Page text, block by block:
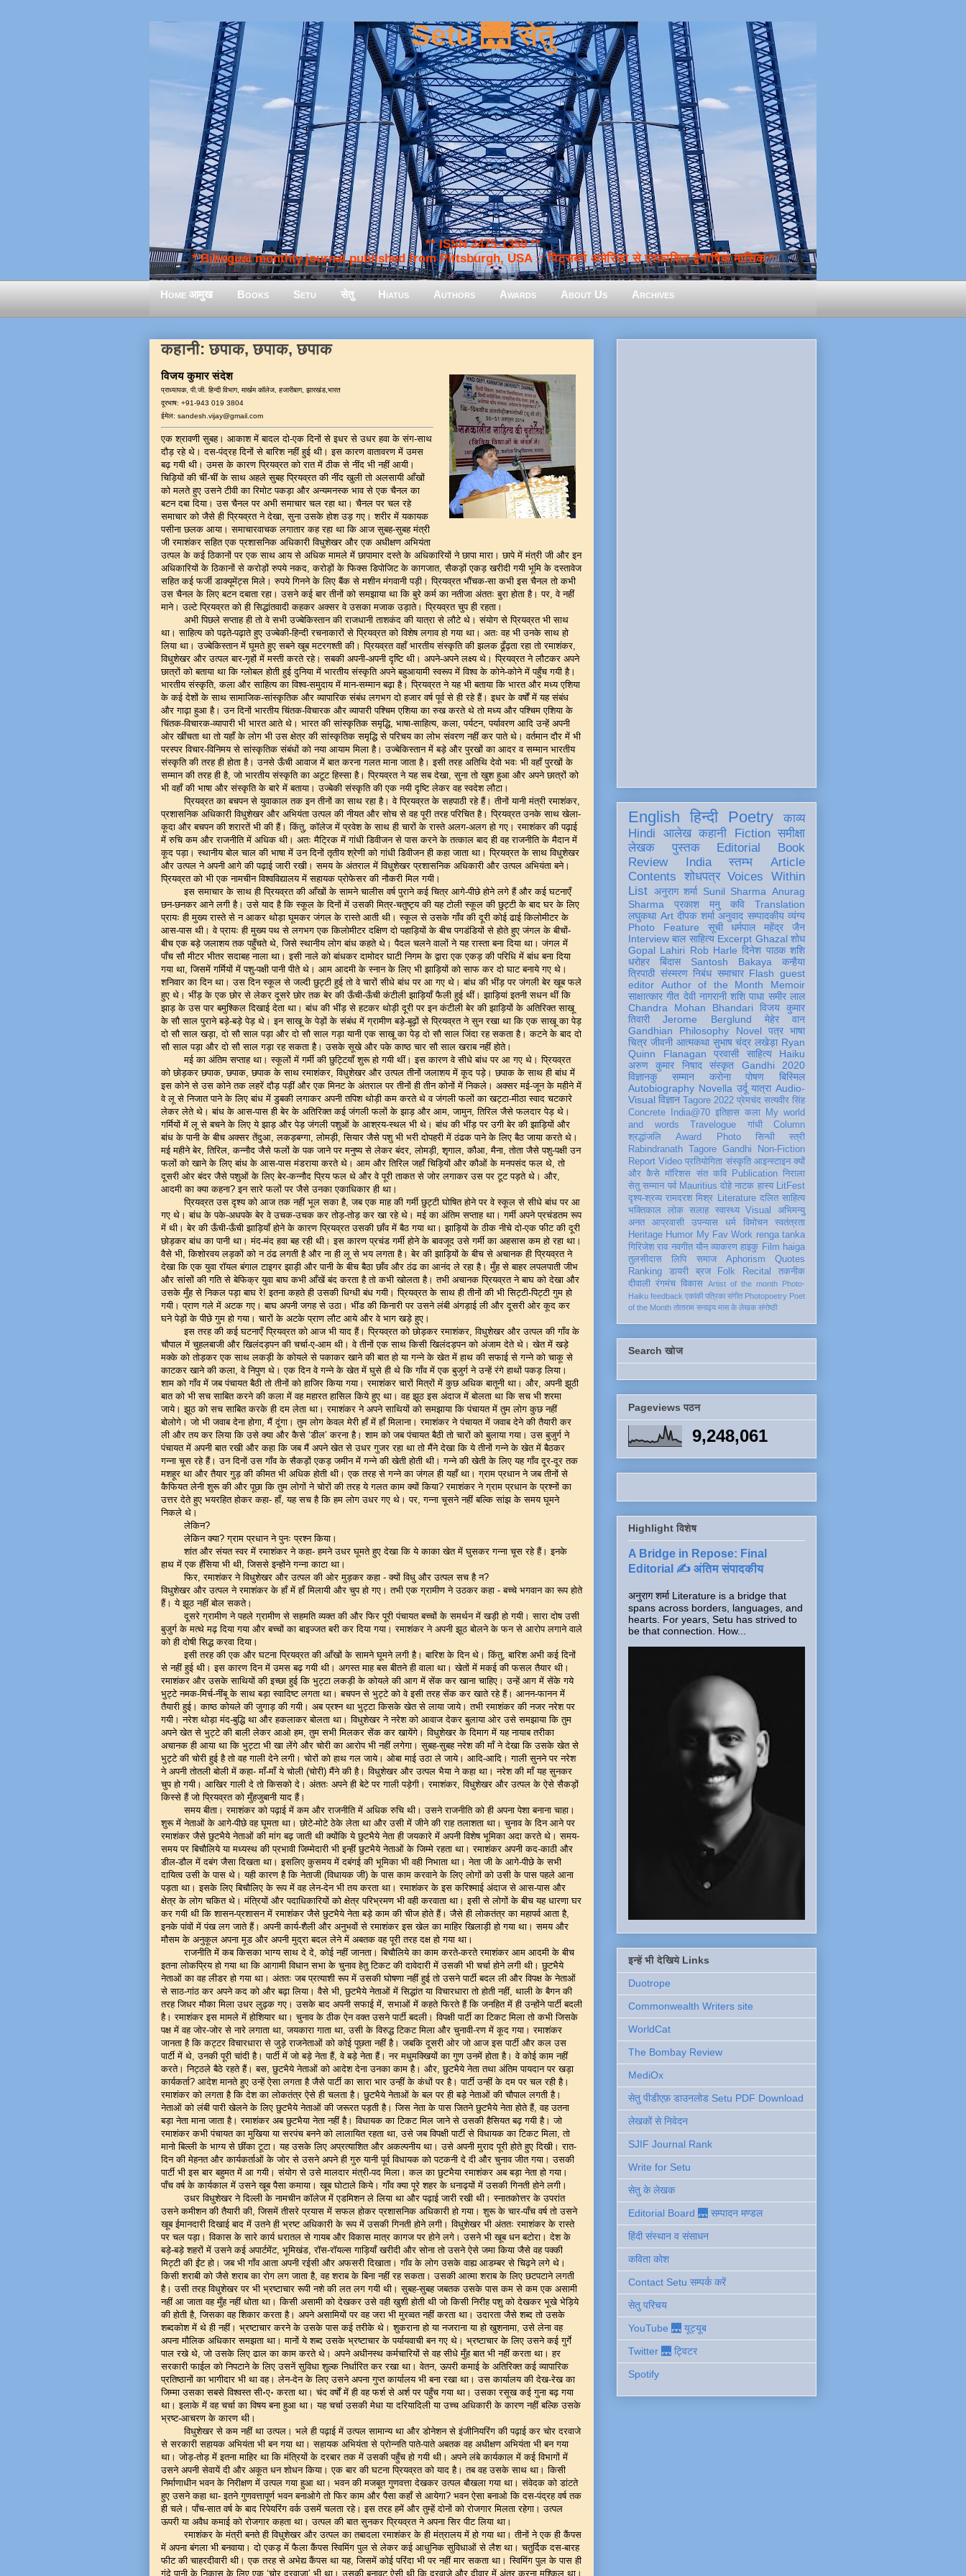
Setu 🌉 सेतु
** ISSN 2475-1359 **
* Bilingual monthly journal published from Pittsburgh, USA :: पिट्सबर्ग अमेरिका से प्रकाशित द्वैभाषिक मासिक *
Home आमुख Books Setu सेतु Hiatus Authors Awards About Us Archives
कहानी: छपाक, छपाक, छपाक
विजय कुमार संदेश
प्राध्यापक, पी.जी. हिन्दी विभाग, मार्खम कॉलेज, हजारीबाग, झारखंड,भारत
दूरभाष: +91-943 019 3804
ईमेल: sandesh.vijay@gmail.com
एक श्रावणी सुबह। आकाश में बादल दो-एक दिनों से इधर से उधर हवा के संग-साथ
दौड़ रहे थे। दस-पंद्रह दिनों से बारिश नहीं हुई थी। इस कारण वातावरण में उमस
बढ़ गयी थी। उमस के कारण प्रियव्रत को रात में ठीक से नींद भी नहीं आयी।
चिड़ियों की चीं-चीं के साथ अहले सुबह प्रियव्रत की नींद खुली तो अलसायी आँखों
को मलते हुए उसने टीवी का रिमोट पकड़ा और अन्यमनस्क भाव से एक चैनल का
बटन दबा दिया। उस चैनल पर अभी समाचार चल रहा था। चैनल पर चल रहे
समाचार को जैसे ही प्रियव्रत ने देखा, सुना उसके होश उड़ गए। शरीर में यकायक
पसीना छलक आया। समाचारवाचक लगातार कह रहा था कि आज सुबह-सुबह मंत्री
जी रमाशंकर सहित एक प्रशासनिक अधिकारी विधुशेखर और एक अधीक्षण अभियंता
उत्पल के कई ठिकानों पर एक साथ आय से अधिक मामले में छापामार दस्ते के अधिकारियों ने छापा मारा। छापे में मंत्री जी और इन
अधिकारियों के ठिकानों से करोड़ों रुपये नकद, करोड़ों के फिक्स डिपोजिट के कागजात, सैकड़ों एकड़ खरीदी गयी भूमि के दस्तावेज
सहित कई फर्जी डाक्यूमेंट्स मिले। रुपये गिनने के लिए बैंक से मशीन मंगवानी पड़ी। प्रियव्रत भौंचक-सा कभी इस चैनल तो कभी
उस चैनल के लिए बटन दबाता रहा। उसने कई बार तीनों को समझाया था कि बुरे कर्म का नतीजा अंततः बुरा होता है। पर, वे नहीं
माने। उल्टे प्रियव्रत को ही सिद्धांतवादी कहकर अक्सर वे उसका मजाक उड़ाते। प्रियव्रत चुप ही रहता।
अभी पिछले सप्ताह ही तो वे सभी उज्बेकिस्तान की राजधानी ताशकंद की यात्रा से लौटे थे। संयोग से प्रियव्रत भी साथ
था। साहित्य को पढ़ते-पढ़ाते हुए उज्बेकी-हिन्दी रचनाकारों से प्रियव्रत को विशेष लगाव हो गया था। अतः वह भी उनके साथ हो
लिया था। उज्बेकिस्तान में घूमते हुए सबने खूब मटरगश्ती की। प्रियव्रत वहाँ भारतीय संस्कृति की झलक ढूँढ़ता रहा तो रमाशंकर,
विधुशेखर और उत्पल बार-गृहों में मस्ती करते रहे। सबकी अपनी-अपनी दृष्टि थी। अपने-अपने लक्ष्य थे। प्रियव्रत ने लौटकर अपने
छात्रों को बताया था कि ग्लोबल होती हुई दुनिया में भारतीय संस्कृति अपने बहुआयामी स्वरूप में विश्व के कोने-कोने में पहुँच गयी है।
भारतीय संस्कृति, कला और साहित्य का विश्व-समुदाय में मान-सम्मान बढ़ा है। प्रियव्रत ने यह भी बताया कि भारत और मध्य एशिया
के कई देशों के साथ सामाजिक-सांस्कृतिक और व्यापारिक संबंध लगभग दो हजार वर्ष पूर्व से ही रहे हैं। इधर के वर्षों में यह संबंध
और गाढ़ा हुआ है। उन दिनों भारतीय चिंतक-विचारक और व्यापारी पश्चिम एशिया का रुख करते थे तो मध्य और पश्चिम एशिया के
चिंतक-विचारक-व्यापारी भी भारत आते थे। भारत की सांस्कृतिक समृद्धि, भाषा-साहित्य, कला, पर्यटन, पर्यावरण आदि उन्हें अपनी
ओर खींचता था तो यहाँ के लोग भी उस क्षेत्र की सांस्कृतिक समृद्धि से परिचय का लोभ संवरण नहीं कर पाते थे। वर्तमान दौर में भी
परस्पर विचार-विनिमय से सांस्कृतिक संबंधों को नया आयाम मिला है। उज्बेकिस्तान में बड़े और पुरखों का आदर व सम्मान भारतीय
संस्कृति की तरह ही होता है। उनसे ऊँची आवाज में बात करना गलत माना जाता है। इसी तरह अतिथि देवो भवः भी वहाँ पुरखों के
सम्मान की तरह ही है, जो भारतीय संस्कृति का अटूट हिस्सा है। प्रियव्रत ने यह सब देखा, सुना तो खुश हुआ और अपने छात्रों को
भी वहाँ की भाषा और संस्कृति के बारे में बताया। उज्बेकी संस्कृति की एक नयी दृष्टि लेकर वह स्वदेश लौटा।
प्रियव्रत का बचपन से युवाकाल तक इन तीनों का साथ रहा है। वे प्रियव्रत के सहपाठी रहे हैं। तीनों यानी मंत्री रमाशंकर,
प्रशासनिक अधिकारी विधुशेखर और अभियंता उत्पल की नीयत और सोच से वह पूरी तरह परिचित है। प्रियव्रत उनके साथ खेला-
कूदा और बचपन की शरारतें भी की हैं। किंतु, काॅलेज में प्रवेश के साथ ही चारों के रास्ते अलग-अलग हो गए। रमाशंकर की पढ़ाई
में रुचि कम और राजनीति में अधिक थी। अतः मैट्रिक में गांधी डिवीजन से पास करने के तत्काल बाद ही वह राजनीति के मैदान में
कूद पड़ा। स्थानीय बोल चाल की भाषा में उन दिनों तृतीय श्रेणी को गांधी डिवीजन ही कहा जाता था। प्रियव्रत के साथ विधुशेखर
और उत्पल ने अपनी आगे की पढ़ाई जारी रखी। समय के अंतराल में विधुशेखर प्रशासनिक अधिकारी और उत्पल अभियंता बने।
प्रियव्रत को भी एक नामचीन विश्वविद्यालय में सहायक प्रोफेसर की नौकरी मिल गयी।
इस समाचार के साथ ही प्रियव्रत की आँखों के सामने चालीस वर्ष पुराने कई चित्र आगे-पीछे होने लगे हैं और कई घटनाएँ
छन-छनकर आने लगी है। उसे याद है कि स्कूल के दिनों में उसकी मित्र-चतुष्ट्य की यह टोली स्कूल की छुट्टी के बाद घर के लिए
प्रायः ही मुख्य रास्ते से न आकर थोड़ा घूमकर जंगल के रास्ते आती थी। स्कूल से उसके गाँव की दूरी कोई ढाई किलोमीटर के
आस-पास थी। वे प्रायः ही मुख्य पथ से लगभग एक किलोमीटर दक्षिण दो पहाड़ियों के बीच पगडंडियों से होते हुए जंगल के बीचों-
बीच एक बड़े जलाशय तक पहुँचते थे, जिसे स्थानीय लोग बांध कहते थे। पैदल चलने वालों ने यह रास्ता बना दिया था। जंगल में
पाँच सौ मीटर भीतर सदाबह नाला था। इसी नाले को बांधकर दामोदर घाटी निगम के द्वारा एक एकड़ की परिधि में बांध बना दिया
गया था, जिसमें गर्मियों में पशु-पक्षी पानी पीते थे। आम आदमी के स्नान के लिए भी झाड़ियों को साफ कर दो घाट बनाये गए थे।
शनिवार का दिन था। उस दिन स्कूल से जल्दी छुट्टी हुई तो वे चारों सीधे बांध पर आ गए थे। बांध की भींड़ पर जंगली बेर खूब फले
हुए थे। भींड़ के एक छोर से लेकर दूसरे छोर तक बेर की ऊँची-ऊँची कंटीली झाड़ियाँ फैली हुई थीं। झाड़ियां इतनी सधन थीं कि
झाड़ के उस पार बमुश्किल दिखाई देता था। बांध की भींड़ से हटकर थोड़ी दूरी पर इन कंटीली बेर की झाड़ियों के अतिरिक्त साखू
के सौ साल पुराने बड़े-बड़े पेड़ थे। इन साखू के पेड़ों के संबंध में ग्रामीण बड़े-बूढ़ों से प्रियव्रत ने सुन रखा था कि एक साखू का पेड़
दो सौ साल खड़ा, दो सौ साल पड़ा और दो सौ साल गड़ा यानी एक साखू का पेड़ दो सौ साल जिंदा रह सकता है। कटने के बाद दो
सौ साल पड़ा और दो सौ साल गड़ा रह सकता है। उसके सूखे और पके काष्ठ चार सौ साल खराब नहीं होते।
मई का अंतिम सप्ताह था। स्कूलों में गर्मी की छुट्टियाँ शुरू हो गयी थीं। इस कारण वे सीधे बांध पर आ गए थे। प्रियव्रत
को छोड़कर छपाक, छपाक, छपाक के साथ रमाशंकर, विधुशेखर और उत्पल तीनों जलाशय में कूद पड़े। छपाक के साथ ही बांध में
इस कोने से उस कोने तक लहरें दौड़ पड़ीं और एक मिनट के अंतराल पर तीनों ही तीन कोनों में निकले। अक्सर मई-जून के महीने में
वे लू से निजात पाने के लिए बांध में डुबकी लगाकर अपनी तपिश थोड़ी कम करते थे व जंगली फलों का खट्टा-मीठा स्वाद चटकारे
लेकर लेते थे। बांध के आस-पास ही बेर के अतिरिक्त कई जंगली फलों के झाड़ और आम, जामुन, तिरिल जैसे फलदार पेड़ थे।
गर्मियों में लू से बचने के लिए ये झाड़ और पेड़ जंगली पशुओं के आश्रय-स्थल भी थे। बांध की भींड़ पर उगी बेर की झाड़ियों और
बांध के पानी के बीच अक्सर तेंदुआ, लकड़बग्गा, लोमड़ी, सियार जैसे पशु भी भरी दोपहरी में ठंढक पाने के लिए बैठ जाया करते थे।
मई महीने बेर, तिरिल, कन्नौद जैसे फलों के पक जाने पर मनुष्य से लेकर बंदर, लोमड़ी, शृगाल, कौआ, मैना, तोता जैसे पशु-पक्षी उन
फलों को खाने के लिए बांध के आस-पास मंडराया करते थे। आम और तिरिल जहाँ चिड़ियों और कौओं के मनपसंद फल थे, तो
दूसरी ओर बंदर जैसे पशुओं के लिए बेर-कन्नौद प्रिय फल थे और वे पूरी ताकत से जोर लगाकर उस पर टूट पड़ते थे। और,
आदमी का क्या कहना? इन सारे फलों पर जैसे उनका एकाधिकार ही था।
प्रियव्रत उस दृश्य को आज तक नहीं भूल सका है, जब एक माह की गर्मी छुट्टी घोषित होने पर वे स्कूल से सीधे बांध पर आ
गए थे। बांध के पके-अधपके बेर वे उचक-उचक कर तोड़-तोड़ कर खा रहे थे। मई का अंतिम सप्ताह था। गर्मी अपने प्रचंडतम रूप
में थी। बेर की ऊँची-ऊँची झाड़ियाँ होने के कारण प्रियव्रत उसकी छाँव में बैठ गया था। झाड़ियों के ठीक नीचे दो-एक फीट की दूरी
छोड़कर बांध का पानी था। मंद-मंद हवा बह रही थी। इस कारण प्रचंड गर्मी होने के बावजूद उसे गर्मी का अहसास कम हो रहा था।
वैसे भी, किशोरवय लड़कों को न ठंढ लगती है और ना ही लू से भय लगता है। बेर की झाड़ियों के बीच से अचानक ही प्रियव्रत ने
देखा कि एक युवा रॉयल बंगाल टाइगर झाड़ी और पानी के बीच बैठा छाँव और ठंढ का आनंद ले रहा है। मुँह से बाहर लपलपाती जीभ
और सांसों की गति से बेफिक्र युवा बाघ कभी आँखें बंद करता है तो कभी खोलता है। तभी अचानक प्रियव्रत ने बाघ को देखा और
उसके मुँह से निकल पड़ा बाघ रे! इतना कहते ही उसकी धिग्धी बंध गयी। प्रियव्रत के साथ ही तीनों की भी सिट्टी-पिट्टी गुम हो
गयी। प्राण गले में अटक गए। बाघ अपनी जगह से उठा। भींड की किनारी पर उसने लंबी अंगड़ाई ली और दूसरी ओर कूद कर
घने पेड़ों के पीछे गुम हो गया। चारों के अटके प्राण लौट आये और वे भाग खड़े हुए।
इस तरह की कई घटनाएँ प्रियव्रत को आज भी याद हैं। प्रियव्रत को छोड़कर रमाशंकर, विधुशेखर और उत्पल की गाँव के
चौपाल में चुहलबाजी और खिलंदड़पन की चर्चा-ए-आम थी। वे तीनों एक साथ किसी खिलंदड़पन को अंजाम देते थे। खेत में खड़े
मक्के को तोड़कर एक साथ लकड़ी के कोयले से पकाकर खाने की बात हो या गन्ने के खेत में हाथ की सफाई से गन्ने को चाकू से
काटकर खाने की कला, वे निपुण थे। एक दिन वे गन्ने के खेत में घुसे ही थे कि गाँव में एक बुजुर्ग ने उन्हें रंगे हाथों पकड़ लिया।
शाम को गाँव में जब पंचायत बैठी तो तीनों को हाजिर किया गया। रमाशंकर चारों मित्रों में कुछ अधिक बातूनी था। और, अपनी झूठी
बात को भी सच साबित करने की कला में वह महारत हासिल किये हुए था। वह झूठ इस अंदाज में बोलता था कि सच भी शरमा
जाये। झूठ को सच साबित करके ही दम लेता था। रमाशंकर ने अपने साथियों को समझाया कि पंचायत में तुम लोग कुछ नहीं
बोलोगे। जो भी जवाब देना होगा, मैं दूंगा। तुम लोग केवल मेरी हाँ में हाँ मिलाना। रमाशंकर ने पंचायत में जवाब देने की तैयारी कर
ली और तय कर लिया कि उसे क्या और कैसे ‘डील’ करना है। शाम को जब पंचायत बैठी तो चारों को बुलाया गया। उस बुजुर्ग ने
पंचायत में अपनी बात रखी और कहा कि जब मैं अपने खेत से उधर गुजर रहा था तो मैंने देखा कि ये तीनों गन्ने के खेत में बैठकर
गन्ना चूस रहे हैं। उन दिनों उस गाँव के सैकड़ों एकड़ जमीन में गन्ने की खेती होती थी। गन्ने की खेती के लिए यह गाँव दूर-दूर तक
मशहूर था और तैयार गुड़ की कीमत भी अधिक होती थी। एक तरह से गन्ने का जंगल ही यहाँ था। ग्राम प्रधान ने जब तीनों से
कैफियत लेनी शुरू की और पूछा कि तुम लोगों ने चोरों की तरह ये गलत काम क्यों किया? रमाशंकर ने ग्राम प्रधान के प्रश्नों का
उत्तर देते हुए भयरहित होकर कहा- हाँ, यह सच है कि हम लोग उधर गए थे। पर, गन्ना चूसने नहीं बल्कि सांझ के समय घूमने
निकले थे।
लेकिन?
लेकिन क्या? ग्राम प्रधान ने पुनः प्रश्न किया।
शांत और संयत स्वर में रमाशंकर ने कहा- हमने उधर घूमते हुए देखा कि ये काका खेत में घुसकर गन्ना चूस रहे हैं। इनके
हाथ में एक हँसिया भी थी, जिससे इन्होंने गन्ना काटा था।
फिर, रमाशंकर ने विधुशेखर और उत्पल की ओर मुड़कर कहा - क्यों विधु और उत्पल सच है न?
विधुशेखर और उत्पल ने रमाशंकर के हाँ में हाँ मिलायी और चुप हो गए। तभी एक ग्रामीण ने उठकर कहा - बच्चे भगवान का रूप होते
हैं। ये झूठ नहीं बोल सकते।
दूसरे ग्रामीण ने पहले ग्रामीण से सहमति व्यक्त की और फिर पूरी पंचायत बच्चों के समर्थन में खड़ी हो गयी। सारा दोष उसी
बुजुर्ग के मत्थे मढ़ दिया गया और बच्चों का बाइज्जत बरी कर दिया गया। रमाशंकर ने अपनी झूठ बोलने के फन से आरोप लगाने वाले
को ही दोषी सिद्ध करवा दिया।
इसी तरह की एक और घटना प्रियव्रत की आँखों के सामने घूमने लगी है। बारिश के दिन थे। किंतु, बारिश अभी कई दिनों
से नहीं हुई थी। इस कारण दिन में उमस बढ़ गयी थी। अगस्त माह बस बीतने ही वाला था। खेतों में मकई की फसल तैयार थी।
रमाशंकर और उसके साथियों की इच्छा हुई कि भुट्टा लकड़ी के कोयले की आग में सेंक कर खाना चाहिए। उन्हें आग में सेंके गये
भुट्टे नमक-मिर्च-नींबू के साथ बड़ा स्वादिष्ट लगता था। बचपन से भुट्टे को वे इसी तरह सेंक कर खाते रहे हैं। आनन-फानन में
तैयारी हुई। काष्ठ कोयले की जुगाड़ की गयी। अब प्रश्न था भुट्टा किसके खेत से लाया जाये। तभी रमाशंकर की नजर नरेश पर
गयी। नरेश थोड़ा मंद-बुद्धि था और हकलाकर बोलता था। विधुशेखर ने नरेश को आवाज देकर बुलाया ओर उसे समझाया कि तुम
अपने खेत से भुट्टे की बाली लेकर आओ हम, तुम सभी मिलकर सेंक कर खायेंगे। विधुशेखर के दिमाग में यह नायाब तरीका
अचानक ही आया था कि भुट्टा भी खा लेंगे और चोरी का आरोप भी नहीं लगेगा। सुबह-सुबह नरेश की माँ ने देखा कि उसके खेत से
भुट्टे की चोरी हुई है तो वह गाली देने लगी। चोरों को हाथ गल जाये। ओबा माई उठा ले जाये। आदि-आदि। गाली सुनने पर नरेश
ने अपनी तोतली बोली में कहा- माँ-माँ ये चोली (चोरी) मैंने की है। विधुशेखर और उत्पल भैया ने कहा था। नरेश की माँ यह सुनकर
चुप हो गयी। आखिर गाली दे तो किसको दे। अंततः अपने ही बेटे पर गाली पड़ेगी। रमाशंकर, विधुशेखर और उत्पल के ऐसे सैकड़ों
किस्से हैं जो प्रियव्रत को मुँहजुबानी याद हैं।
समय बीता। रमाशंकर को पढ़ाई में कम और राजनीति में अधिक रुचि थी। उसने राजनीति को ही अपना पेशा बनाना चाहा।
शुरू में नेताओं के आगे-पीछे वह घूमता था। छोटे-मोटे ठेके लेता था और उसी में जीने की राह तलाशता था। चुनाव के दिन आने पर
रमाशंकर जैसे छुटभैये नेताओं की मांग बढ़ जाती थी क्योंकि ये छुटभैये नेता ही जयकारे में अपनी विशेष भूमिका अदा करते थे। समय-
समय पर बिचौलिये या मध्यस्थ की प्रभावी जिम्मेदारी भी इन्हीं छुटभैये नेताओं के जिम्मे रहता था। रमाशंकर अपनी कद-काठी और
डील-डौल में दबंग जैसा दिखता था। इसलिए कुसमय में दबंगई की भूमिका भी वही निभाता था। नेता जी के आगे-पीछे के सभी
दायित्व उसी के पास थे। यही कारण है कि नेताजी (विधायक जी) के पास काम करवाने के लिए लोगों को उसी के पास पहले आना
पड़ता था। इसके लिए बिचौलिए के रूप में वह लेन-देन भी तय करता था। रमाशंकर के इस करिश्माई अंदाज से आस-पास और
क्षेत्र के लोग चकित थे। मंत्रियों और पदाधिकारियों को क्षेत्र परिभ्रमण भी वही करवाता था। इसी से लोगों के बीच यह धारणा घर
कर गयी थी कि शासन-प्रशासन में रमाशंकर जैसे छुटभैये नेता बड़े काम की चीज होते हैं। जैसे ही लोकतंत्र का महापर्व आता है,
इनके पांवों में पंख लग जाते हैं। अपनी कार्य-शैली और अनुभवों से रमाशंकर इस खेल का माहिर खिलाड़ी हो गया था। समय और
मौसम के अनुकूल अपना मूड और अपनी मुद्रा बदल लेने में अबतक वह पूरी तरह दक्ष हो गया था।
राजनीति में कब किसका भाग्य साथ दे दे, कोई नहीं जानता। बिचौलिये का काम करते-करते रमाशंकर आम आदमी के बीच
इतना लोकप्रिय हो गया था कि आगामी विधान सभा के चुनाव हेतु टिकट की दावेदारी में उसकी भी चर्चा होने लगी थी। छुटभैये
नेताओं का वह लीडर हो गया था। अंततः जब प्रत्याशी रूप में उसकी घोषणा नहीं हुई तो उसने पार्टी बदल ली और विपक्ष के नेताओं
से साठ-गांठ कर अपने कद को और बढ़ा लिया। वैसे भी, छुटभैये नेताओं में सिद्धांत या विचारधारा तो होती नहीं, थाली के बैगन की
तरह जिधर मौका मिला उधर लुढ़क गए। उसके बाद अपनी सफाई में, सभाओं में कहते फिरते हैं कि जनहित में ही उन्होंने पार्टी बदली
है। रमाशंकर इस मामले में होशियार था। चुनाव के ठीक ऐन वक्त उसने पार्टी बदली। विपक्षी पार्टी का टिकट मिला तो कभी जिसके
पक्ष में वह जोर-जोर से नारे लगाता था, जयकारा गाता था, उसी के विरुद्ध टिकट मिला और चुनावी-रण में कूद गया। रमाशंकर
जानता है कि कट्टर विचारधारा से जुड़े राजनेताओं को कोई पूछता नहीं है। जबकि दूसरी ओर जो आज इस पार्टी और कल उस
पार्टी में थे, उनकी पूरी चांदी है। पार्टी में जो बड़े नेता हैं, वे बड़े नेता हैं। नर मधुमक्खियों का गुण उनमें होता है। वे कोई काम नहीं
करते। निट्ठले बैठे रहते हैं। बस, छुटभैये नेताओं को आदेश देना उनका काम है। और, छुटभैये नेता तथा अंतिम पायदान पर खड़ा
कार्यकर्ता? आदेश मानते हुए उन्हें ऐसा लगता है जैसे पार्टी का सारा भार उन्हीं के कंधों पर है। पार्टी उन्हीं के दम पर चल रही है।
रमाशंकर को लगता है कि देश का लोकतंत्र ऐसे ही चलता है। छुटभैये नेताओं के बल पर ही बड़े नेताओं की चौपाल लगती है।
नेताओं को लंबी पारी खेलने के लिए छुटभैये नेताओं की जरूरत पड़ती है। जिस नेता के पास जितने छुटभैये नेता होते हैं, वह उतना
बड़ा नेता माना जाता है। रमाशंकर अब छुटभैया नेता नहीं है। विधायक का टिकट मिल जाने से उसकी हैसियत बढ़ गयी है। जो
रमाशंकर कभी पंचायत का मुखिया या सरपंच बनने को लालायित रहता था, उसे जब विपक्षी पार्टी से विधायक का टिकट मिला, तो
मानो बिल्ली के भाग्य से छींका टूटा। यह उसके लिए अप्रत्याशित और अकल्पनीय था। उसे अपनी मुराद पूरी होते हुए दिखी। रात-
दिन की मेहनत और कार्यकर्ताओं के जोर से उसने अपने ही गुरु यानी पूर्व विधायक को पटकनी दे दी और चुनाव जीत गया। उसकी
पार्टी भी इस बार बहुमत में आ गयी। संयोग से उसे मालदार मंत्री-पद मिला। कल का छुटभैया रमाशंकर अब बड़ा नेता हो गया।
पाँच वर्ष के कार्यकाल में उसने खूब पैसा कमाया। खूब घोटाले किये। गाँव क्या पूरे शहर के धनाढ्यों में उसकी गिनती होने लगी।
उधर विधुशेखर ने दिल्ली के नामचीन कॉलेज में एडमिशन ले लिया था और पढ़ाई जारी रखी थी। स्नातकोत्तर के उपरांत
उसने कमीशन की तैयारी की, जिसमें तीसरे प्रयास में सफल होकर प्रशासनिक अधिकारी हो गया। शुरू के चार-पाँच वर्ष तो उसने
खूब ईमानदारी दिखाई बाद में उतने ही भ्रष्ट अधिकारी के रूप में उसकी गिनती होने लगी। विधुशेखर भी अंततः रमाशंकर के रास्ते
पर चल पड़ा। विकास के सारे कार्य धरातल से गायब और विकास मात्र कागज पर होने लगे। उसने भी खूब धन बटोरा। देश के
बड़े-बड़े शहरों में उसने कई अपार्टमेंट, भूमिखंड, रॉस-रॉयल्स गाड़ियाँ खरीदी और सोना तो उसने ऐसे जमा किया जैसे वह पक्की
मिट्टी की ईंट हो। जब भी गाँव आता अपनी रईसी और अफसरी दिखाता। गाँव के लोग उसके वाह्य आडम्बर से चिढ़ने लगे थे।
किसी शराबी को जैसे शराब का रोग लग जाता है, वह शराब के बिना नहीं रह सकता। उसकी आत्मा शराब के लिए छटपटाने लगती
है। उसी तरह विधुशेखर पर भी भ्रष्टाचार रूपी नशे की लत लग गयी थी। सुबह-सुबह जबतक उसके पास कम से कम एक असामी
नहीं आ जाता वह मुँह नहीं धोता था। किसी असामी को देखकर उसे वही खुशी होती थी जो किसी निरीह पशु को देखकर भूखे भेड़िये
की होती है, जिसका वह शिकार करता है। अपने असामियों पर वह जरा भी मुरव्वत नहीं करता था। उदारता जैसे शब्द तो उसके
शब्दकोश में थे ही नहीं। भ्रष्टाचार करने के उसके पास कई तरीके थे। शुकराना हो या नजराना या हो खुशनामा, उसे लेना वह
अपना मौलिक अधिकार समझता था। मानों ये शब्द उसके भ्रष्टाचार के पर्यायवाची बन गए थे। भ्रष्टाचार के लिए उसने कई गुर्गे
पाल रखे थे, जो उसके लिए ढाल का काम करते थे। अपने अधीनस्थ कर्मचारियों से वह सीधे मुँह बात भी नहीं करता था। हर
सरकारी फाईल को निपटाने के लिए उसनें सुविधा शुल्क निर्धारित कर रखा था। वेतन, ऊपरी कमाई के अतिरिक्त कई व्यापारिक
प्रतिष्ठानों का भागीदार भी था वह। लेन-देन के लिए उसने अपना गुप्त कार्यालय भी बना रखा था। उस कार्यालय की देख-रेख का
जिम्मा उसका सबसे विश्वस्त सी॰ए॰ करता था। चंद वर्षों में ही वह फर्श से अर्श पर पहुँच गया था। उसका रसूख कई गुना बढ़ गया
था। इलाके में वह चर्चा का विषय बना हुआ था। यह चर्चा उसकी मेधा या दरियादिली या उच्च अधिकारी के कारण नहीं बल्कि उसके
भ्रष्ट-आचरण के कारण थी।
विधुशेखर से कम नहीं था उत्पल। भले ही पढ़ाई में उत्पल सामान्य था और डोनेशन से इंजीनियरिंग की पढ़ाई कर चोर दरवाजे
से सरकारी सहायक अभियंता भी बन गया था। सहायक अभियंता से प्रोन्नति पाते-पाते अबतक वह अधीक्षण अभियंता भी बन गया
था। जोड़-तोड़ में इतना माहिर था कि मंत्रियों के दरबार तक में उसकी पहुँच हो गयी थी। अपने लंबे कार्यकाल में कई विभागों में
उसने अपनी सेवायें दी और अकूत धन शोधन किया। एक बार की घटना प्रियव्रत को याद है। तब वह उसके साथ था। किसी
निर्माणाधीन भवन के निरीक्षण में उत्पल गया हुआ था। भवन की मजबूत गुणवत्ता देखकर उत्पल बौखला गया था। संवेदक को डांटते
हुए उसने कहा था- इतने गुणवत्तापूर्ण भवन बनाओगे तो फिर काम और पैसा कहाँ से आयेगा? भवन ऐसा बनाओ कि दस-पंद्रह वर्ष तक
ही चले। पाँच-सात वर्ष के बाद रिपेयरिंग वर्क उसमें चलता रहे। इस तरह हमें और तुम्हें दोनों को रोजगार मिलता रहेगा। उत्पल
ऊपरी या अवैध कमाई को रोजगार कहता था। उत्पल की बात सुनकर प्रियव्रत ने अपना सिर पीट लिया था।
रमाशंकर के मंत्री बनते ही विधुशेखर और उत्पल का तबादला रमाशंकर के ही मंत्रालय में हो गया था। तीनों ने एक ही कैंपस
में अपना बंगला भी बनवाया। दो एकड़ में फैला कैंपस स्विमिंग पुल से लेकर कई आधुनिक सुविधाओं से लैश था। चतुर्दिक दस-बारह
फीट की चाहरदीवारी थी। एक तरह से अभेद्य कैंपस था यह, जिसमें कोई परिंदा भी पर नहीं मार सकता था। स्विमिंग पुल के पास ही
गंदे पानी के निकास के लिए एक ‘चोर दरवाजा’ भी था। उसकी बनावट ऐसी थी कि दरवाजे और दीवार में अंतर करना मुश्किल था।
English हिन्दी Poetry
काव्य
Hindi
आलेख कहानी Fiction समीक्षा
लेखक
पुस्तक Editorial
Book
Review
India स्तम्भ
Article
Contents
शोधपत्र Voices Within
List अनुराग शर्मा Sunil Sharma Anurag
Sharma
प्रकाश मनु कवि
Translation
लघुकथा Art दीपक शर्मा अनुवाद सम्पादकीय व्यंग्य
Photo Feature
सूची
धर्मपाल महेंद्र जैन
Interview बाल साहित्य Excerpt Ghazal शोध
Gopal Lahiri Rob Harle दिनेश पाठक शशि
धरोहर
बिंदास Santosh Bakaya
कन्हैया
त्रिपाठी संस्मरण निबंध समाचार Flash guest
editor
Author of the Month
Memoir
साक्षात्कार गीत देवी नागरानी शशि पाधा समीर लाल
Chandra Mohan Bhandari विजय कुमार
तिवारी
Jerome Berglund
मेहेर वान
Gandhian Philosophy
Novel पत्र भाषा
चित्र जीवनी आत्मकथा सुभाष चंद्र लखेड़ा Ryan
Quinn Flanagan
प्रवासी साहित्य
Haiku
अरुण कुमार निषाद
संस्कृत
Gandhi 2020
विज्ञानकु
सम्मान करोना पोषण
बिस्मिल
Autobiography Novella उर्दू यात्रा Audio-
Visual विज्ञान Tagore 2022 प्रेमचंद सत्यवीर सिंह
Concrete
India@70 इतिहास कला
My world
and words
Travelogue गांधी
Column
श्रद्धांजलि
Award Photo सिन्धी
स्त्री
Rabindranath Tagore Gandhi
Non-Fiction
Report Video प्रतियोगिता संस्कृति आइन्स्टाइन क्यों
और कैसे मॉरिशस संत कवि Publication निराला
सेतु सम्मान पर्व Mauritius दोहे नाटक हास्य LitFest
दृश्य-श्रव्य रामदरश मिश्र Literature दलित साहित्य
भक्तिकाल
लोक सलाह स्वास्थ्य Visual
अभिमन्यु
अनत
आप्रवासी उपन्यास धर्म विमोचन
स्वतंत्रता
Heritage Humor My Fav Work renga tanka
गिरिजेश राव नवगीत यौन व्याकरण हाइकु Film haiga
तुलसीदास
लिपि समाज Aphorism
Quotes
Ranking
डायरी ब्रज Folk Recital
तकनीक
दीवाली रंगमंच विकास Artist of the month Photo-
Haiku feedback एकांकी पत्रिका संगीत Photopoetry Poet
of the Month तोताराम सनाढ्य मास के लेखक संगोष्ठी
Search खोज
Pageviews पठन
9,248,061
Highlight विशेष
A Bridge in Repose: Final
Editorial ✍️ अंतिम संपादकीय
अनुराग शर्मा Literature is a bridge that
spans across borders, languages, and
hearts. For years, Setu has strived to
be that connection. How...
इन्हें भी देखिये Links
Duotrope
Commonwealth Writers site
WorldCat
The Bombay Review
MediOx
सेतु पीडीएफ़ डाउनलोड Setu PDF Download
लेखकों से निवेदन
SJIF Journal Rank
Write for Setu
सेतु के लेखक
Editorial Board 🌉 सम्पादन मण्डल
हिंदी संस्थान व संसाधन
कविता कोश
Contact Setu सम्पर्क करें
सेतु परिचय
YouTube 🌉 यूट्यूब
Twitter 🌉 ट्विटर
Spotify